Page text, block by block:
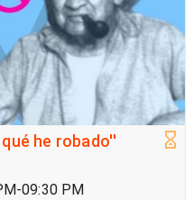
he robado''
09:30 PM